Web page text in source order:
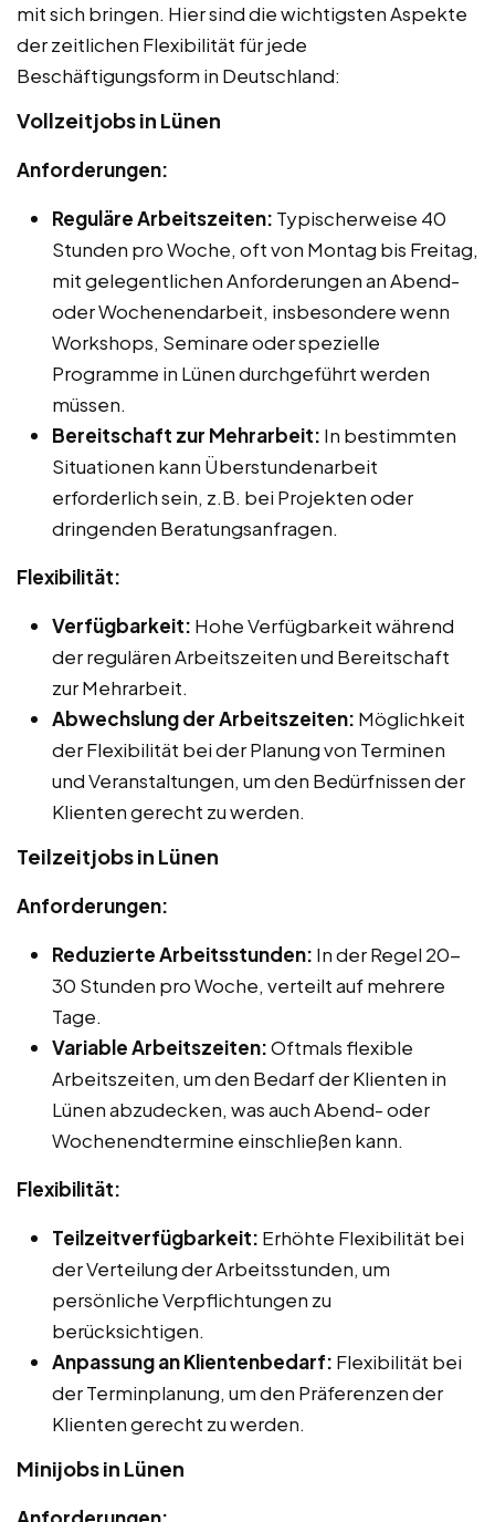
mit sich bringen. Hier sind die wichtigsten Aspekte
der zeitlichen Flexibilität für jede
Beschäftigungsform in Deutschland:
Vollzeitjobs in Lünen
Anforderungen:
Reguläre Arbeitszeiten: Typischerweise 40
Stunden pro Woche, oft von Montag bis Freitag,
mit gelegentlichen Anforderungen an Abend-
oder Wochenendarbeit, insbesondere wenn
Workshops, Seminare oder spezielle
Programme in Lünen durchgeführt werden
müssen.
Bereitschaft zur Mehrarbeit: In bestimmten
Situationen kann Überstundenarbeit
erforderlich sein, z.B. bei Projekten oder
dringenden Beratungsanfragen.
Flexibilität:
Verfügbarkeit: Hohe Verfügbarkeit während
der regulären Arbeitszeiten und Bereitschaft
zur Mehrarbeit.
Abwechslung der Arbeitszeiten: Möglichkeit
der Flexibilität bei der Planung von Terminen
und Veranstaltungen, um den Bedürfnissen der
Klienten gerecht zu werden.
Teilzeitjobs in Lünen
Anforderungen:
Reduzierte Arbeitsstunden: In der Regel 20-
30 Stunden pro Woche, verteilt auf mehrere
Tage.
Variable Arbeitszeiten:Oftmals flexible
Arbeitszeiten, um den Bedarf der Klienten in
Lünen abzudecken, was auch Abend- oder
Wochenendtermine einschließen kann.
Flexibilität:
Teilzeitverfügbarkeit: Erhöhte Flexibilität bei
der Verteilung der Arbeitsstunden, um
persönliche Verpflichtungen zu
berücksichtigen.
Anpassung an Klientenbedarf: Flexibilität bei
der Terminplanung, um den Präferenzen der
Klienten gerecht zu werden.
Minijobs in Lünen